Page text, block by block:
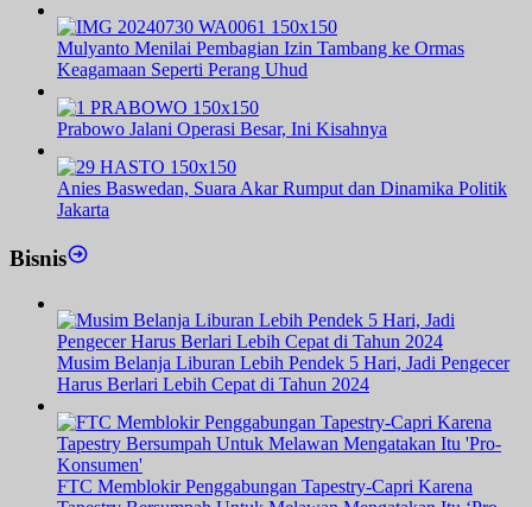
Mulyanto Menilai Pembagian Izin Tambang ke Ormas
Keagamaan Seperti Perang Uhud
Prabowo Jalani Operasi Besar, Ini Kisahnya
Anies Baswedan, Suara Akar Rumput dan Dinamika Politik
Jakarta
Bisnis
Musim Belanja Liburan Lebih Pendek 5 Hari, Jadi Pengecer
Harus Berlari Lebih Cepat di Tahun 2024
FTC Memblokir Penggabungan Tapestry-Capri Karena